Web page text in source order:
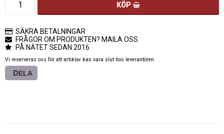
KÖP
SÄKRA BETALNINGAR
FRÅGOR OM PRODUKTEN? MAILA OSS
PÅ NÄTET SEDAN 2016
Vi reserveras oss för att artiklar kan vara slut hos leverantören
DELA